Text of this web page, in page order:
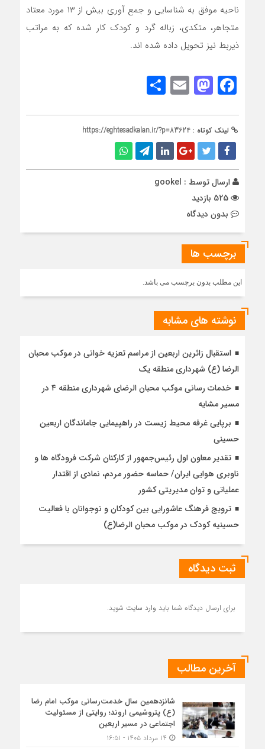
ناحیه موفق به شناسایی و جمع آوری بیش از ۱۳ مورد معتاد
متجاهر، متکدی، زباله گرد و کودک کار شده که به مراتب
ذیربط نیز تحویل داده شده اند.
Facebook
Mastodon
Email
لینک کوتاه : https://eghtesadkalan.ir/?p=83624
ارسال توسط : gookel
بدون دیدگاه
برچسب ها
این مطلب بدون برچسب می باشد.
نوشته های مشابه
استقبال زائرین اربعین از مراسم تعزیه خوانی در موکب محبان
الرضا (ع) شهرداری منطقه یک
خدمات رسانی موکب محبان الرضای شهرداری منطقه ۴ در
مسیر مشایه
برپایی غرفه محیط زیست در راهپیمایی جاماندگان اربعین
حسینی
تقدیر معاون اول رئیس‌جمهور از کارکنان شرکت فرودگاه ها و
ناوبری هوایی ایران/ حماسه حضور مردم، نمادی از اقتدار
عملیاتی و توان مدیریتی کشور
ترویج فرهنگ عاشورایی بین کودکان و نوجوانان با فعالیت
حسینیه کودک در موکب محبان الرضا(ع)
ثبت دیدگاه
برای ارسال دیدگاه شما باید وارد سایت شوید.
آخرین مطالب
شانزدهمین سال خدمت‌رسانی موکب امام رضا
(ع) پتروشیمی اروند؛ روایتی از مسئولیت
اجتماعی در مسیر اربعین